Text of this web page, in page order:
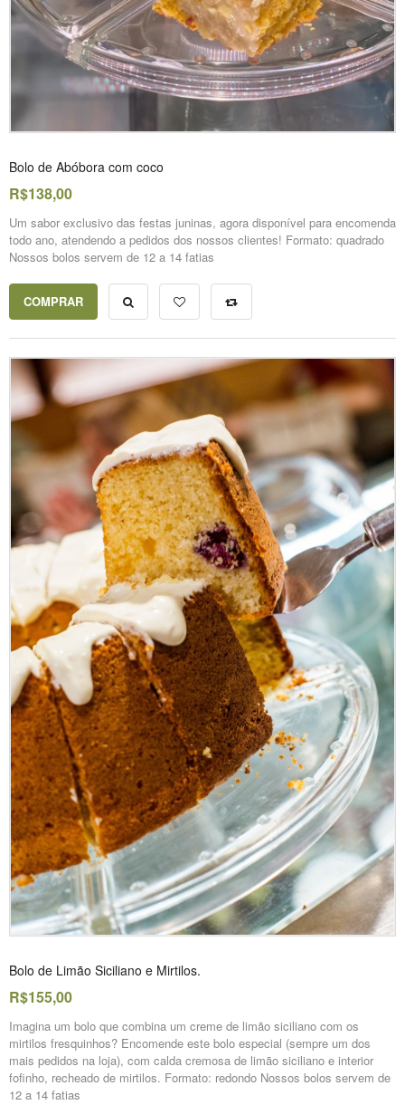
Bolo de Abóbora com coco
R$138,00
Um sabor exclusivo das festas juninas, agora disponível para encomenda
todo ano, atendendo a pedidos dos nossos clientes! Formato: quadrado
Nossos bolos servem de 12 a 14 fatias
COMPRAR
Bolo de Limão Siciliano e Mirtilos.
R$155,00
Imagina um bolo que combina um creme de limão siciliano com os
mirtilos fresquinhos? Encomende este bolo especial (sempre um dos
mais pedidos na loja), com calda cremosa de limão siciliano e interior
fofinho, recheado de mirtilos. Formato: redondo Nossos bolos servem de
12 a 14 fatias